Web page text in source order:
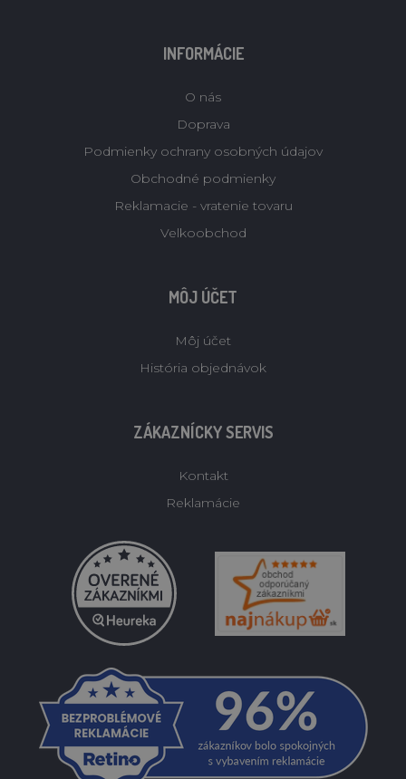
INFORMÁCIE
O nás
Doprava
Podmienky ochrany osobných údajov
Obchodné podmienky
Reklamacie - vratenie tovaru
Velkoobchod
MÔJ ÚČET
Môj účet
História objednávok
ZÁKAZNÍCKY SERVIS
Kontakt
Reklamácie